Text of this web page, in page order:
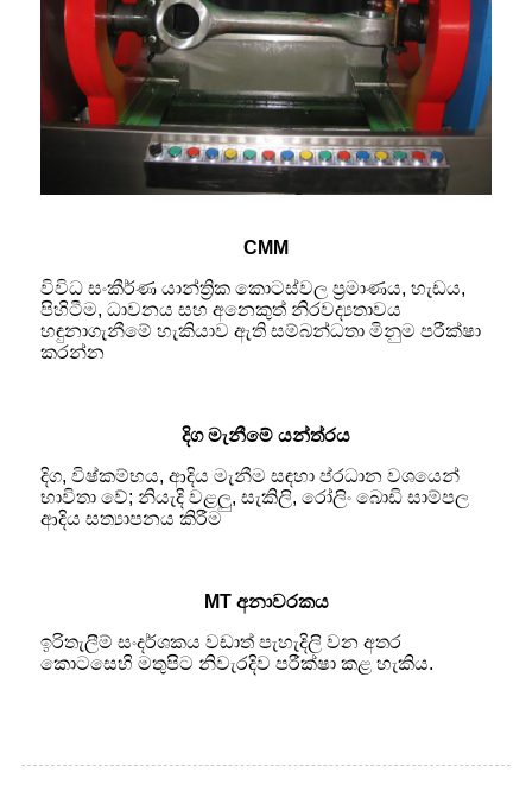
CMM
විවිධ සංකීර්ණ යාන්ත්‍රික කොටස්වල ප්‍රමාණය, හැඩය,
පිහිටීම, ධාවනය සහ අනෙකුත් නිරවද්‍යතාවය
හඳුනාගැනීමේ හැකියාව ඇති සම්බන්ධතා මිනුම පරීක්ෂා
කරන්න
දිග මැනීමේ යන්ත්රය
දිග, විෂ්කම්භය, ආදිය මැනීම සඳහා ප්රධාන වශයෙන්
භාවිතා වේ; නියැදි වළලු, සැකිලි, රෝලිං බොඩි සාම්පල
ආදිය සත්‍යාපනය කිරීම
MT අනාවරකය
ඉරිතැලීම් සංදර්ශකය වඩාත් පැහැදිලි වන අතර
කොටසෙහි මතුපිට නිවැරදිව පරීක්ෂා කළ හැකිය.